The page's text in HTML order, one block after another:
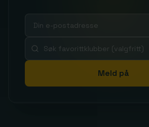
Meld på